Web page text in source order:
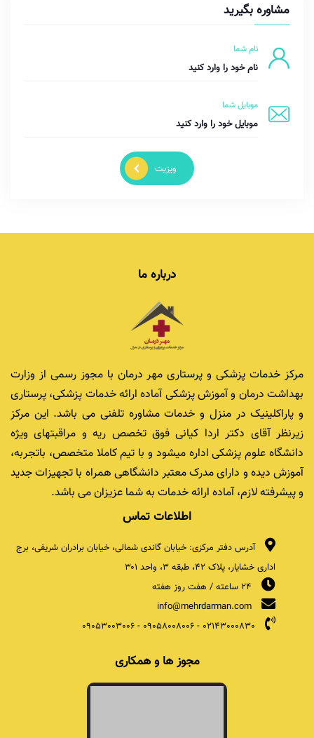
مشاوره بگیرید
نام شما
موبایل شما
ویزیت
درباره ما
مرکز خدمات پزشکی و پرستاری مهر درمان با مجوز رسمی از وزارت
بهداشت درمان و آموزش پزشکی آماده ارائه خدمات پزشکی، پرستاری
و پاراکلینیک در منزل و خدمات مشاوره تلفنی می باشد. این مرکز
زیرنظر آقای دکتر اردا کیانی فوق تخصص ریه و مراقبتهای ویژه
دانشگاه علوم پزشکی اداره میشود و با تیم کاملا متخصص، باتجربه،
آموزش دیده و دارای مدرک معتبر دانشگاهی همراه با تجهیزات جدید
و پیشرفته لازم، آماده ارائه خدمات به شما عزیزان می باشد.
اطلاعات تماس
آدرس دفتر مرکزی: خیابان گاندی شمالی، خیابان برادران شریفی، برج
اداری خشایار، پلاک ۴۲، طبقه ۳، واحد ۳۰۱
info@mehrdarman.com
02143000830
-
09058008006
-
09053003006
مجوز ها و همکاری